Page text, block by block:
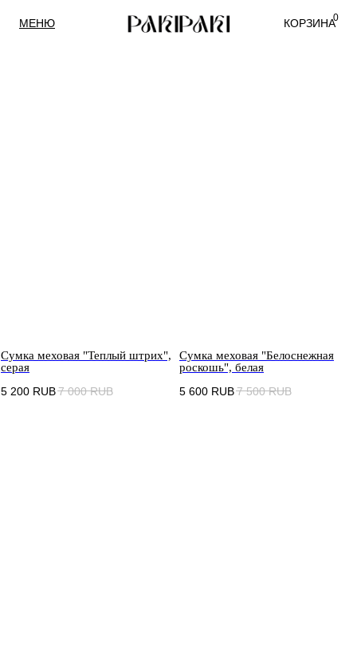
0
КОРЗИНА
МЕНЮ
Сумка меховая "Теплый штрих",
серая
5 200 RUB7 000 RUB
Сумка меховая "Белоснежная
роскошь", белая
5 600 RUB7 500 RUB